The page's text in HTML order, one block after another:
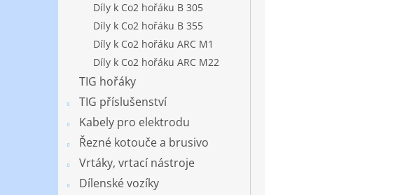
Díly k Co2 hořáku B 305
Díly k Co2 hořáku B 355
Díly k Co2 hořáku ARC M1
Díly k Co2 hořáku ARC M22
TIG hořáky
TIG příslušenství
Kabely pro elektrodu
Řezné kotouče a brusivo
Vrtáky, vrtací nástroje
Dílenské vozíky